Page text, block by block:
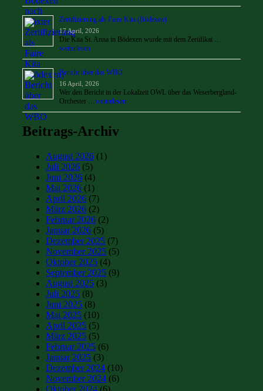
Zertifizierung als Faire Kita (Bödexen)
17 April, 2026
Die Kita St. Anna in Bödexen wurde mit dem Zertifikat …
weiterlesen
Bericht über das WBO
16 April, 2026
Wer den Bericht in der Lokalzeit OWL über das Weserbergland-
Orchester … weiterlesen
Beitrags-Archiv
August 2026 (1)
Juli 2026 (5)
Juni 2026 (4)
Mai 2026 (1)
April 2026 (7)
März 2026 (2)
Februar 2026 (2)
Januar 2026 (5)
Dezember 2025 (7)
November 2025 (5)
Oktober 2025 (4)
September 2025 (9)
August 2025 (3)
Juli 2025 (8)
Juni 2025 (8)
Mai 2025 (10)
April 2025 (5)
März 2025 (5)
Februar 2025 (6)
Januar 2025 (3)
Dezember 2024 (10)
November 2024 (6)